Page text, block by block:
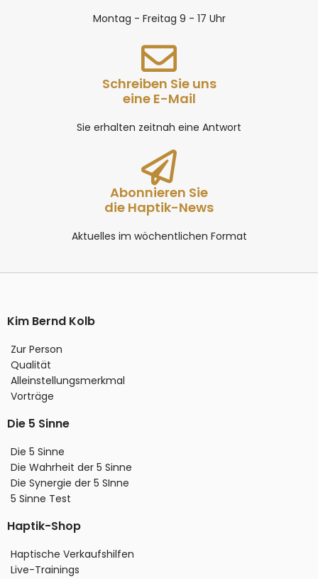
Montag - Freitag 9 - 17 Uhr
Schreiben Sie uns
eine E-Mail
Sie erhalten zeitnah eine Antwort
Abonnieren Sie
die Haptik-News
Aktuelles im wöchentlichen Format
Kim Bernd Kolb
Zur Person
Qualität
Alleinstellungsmerkmal
Vorträge
Die 5 Sinne
Die 5 Sinne
Die Wahrheit der 5 Sinne
Die Synergie der 5 SInne
5 Sinne Test
Haptik-Shop
Haptische Verkaufshilfen
Live-Trainings